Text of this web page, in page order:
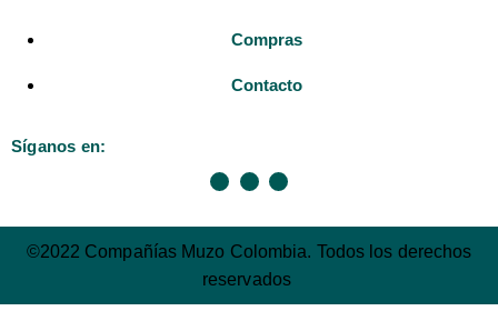
Compras
Contacto
Síganos en:
©2022 Compañías Muzo Colombia. Todos los derechos
reservados